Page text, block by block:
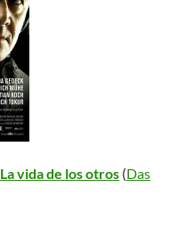
La vida de los otros (Das